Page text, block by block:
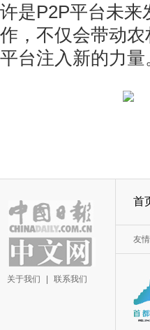
许是P2P平台未来
作，不仅会带动
平台注入新的力量
关于我们 联系我们
首
友